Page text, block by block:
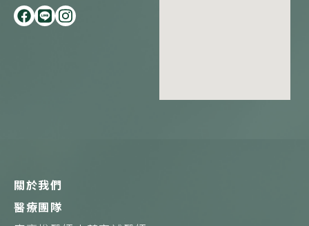
F
a
L
i
I
n
關於我們
醫療團隊